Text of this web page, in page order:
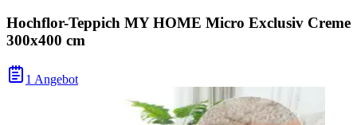
Hochflor-Teppich MY HOME Micro Exclusiv Creme
300x400 cm
1 Angebot